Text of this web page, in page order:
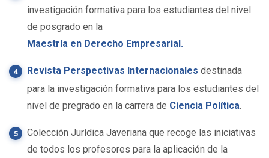
investigación formativa para los estudiantes del nivel
de posgrado en la
Maestría en Derecho Empresarial.
Revista Perspectivas Internacionales destinada
para la investigación formativa para los estudiantes del
nivel de pregrado en la carrera de Ciencia Política.
Colección Jurídica Javeriana que recoge las iniciativas
de todos los profesores para la aplicación de la